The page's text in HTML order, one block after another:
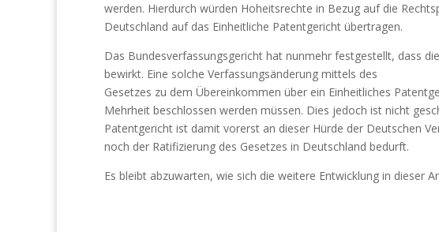
werden. Hierdurch würden Hoheitsrechte in Bezug auf die
Deutschland auf das Einheitliche Patentgericht übertragen.
Das Bundesverfassungsgericht hat nunmehr festgestellt, dass
bewirkt. Eine solche Verfassungsänderung mittels des
Gesetzes zu dem Übereinkommen über ein Einheitliches
Mehrheit beschlossen werden müssen. Dies jedoch ist nicht
Patentgericht ist damit vorerst an dieser Hürde der Deutschen
noch der Ratifizierung des Gesetzes in Deutschland bedurft.
Es bleibt abzuwarten, wie sich die weitere Entwicklung in dieser